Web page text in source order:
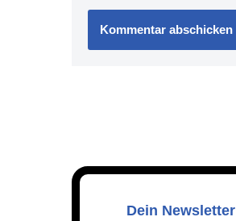
Dein Newsletter